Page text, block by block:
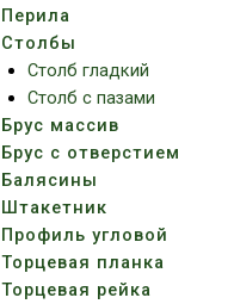
Перила
Столбы
Столб гладкий
Столб с пазами
Брус массив
Брус с отверстием
Балясины
Штакетник
Профиль угловой
Торцевая планка
Торцевая рейка